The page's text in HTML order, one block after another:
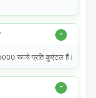
रूपये प्रति कुएंटल हैं।